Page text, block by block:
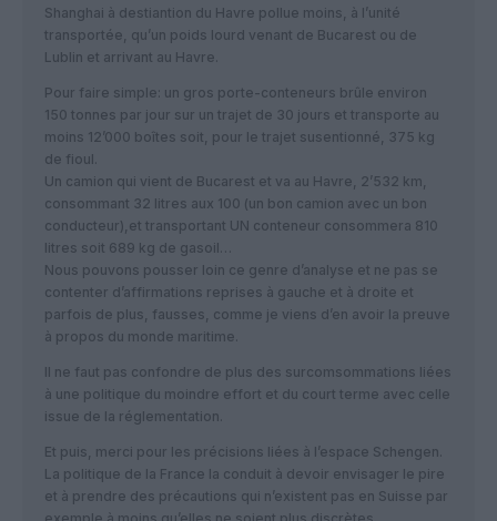
Shanghai à destiantion du Havre pollue moins, à l’unité
transportée, qu’un poids lourd venant de Bucarest ou de
Lublin et arrivant au Havre.
Pour faire simple: un gros porte-conteneurs brûle environ
150 tonnes par jour sur un trajet de 30 jours et transporte au
moins 12’000 boîtes soit, pour le trajet susentionné, 375 kg
de fioul.
Un camion qui vient de Bucarest et va au Havre, 2’532 km,
consommant 32 litres aux 100 (un bon camion avec un bon
conducteur),et transportant UN conteneur consommera 810
litres soit 689 kg de gasoil…
Nous pouvons pousser loin ce genre d’analyse et ne pas se
contenter d’affirmations reprises à gauche et à droite et
parfois de plus, fausses, comme je viens d’en avoir la preuve
à propos du monde maritime.
Il ne faut pas confondre de plus des surcomsommations liées
à une politique du moindre effort et du court terme avec celle
issue de la réglementation.
Et puis, merci pour les précisions liées à l’espace Schengen.
La politique de la France la conduit à devoir envisager le pire
et à prendre des précautions qui n’existent pas en Suisse par